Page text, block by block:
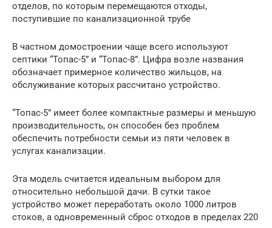
отделов, по которым перемещаются отходы,
поступившие по канализационной трубе
В частном домостроении чаще всего используют
септики “Топас-5” и “Топас-8”. Цифра возле названия
обозначает примерное количество жильцов, на
обслуживание которых рассчитано устройство.
“Топас-5” имеет более компактные размеры и меньшую
производительность, он способен без проблем
обеспечить потребности семьи из пяти человек в
услугах канализации.
Эта модель считается идеальным выбором для
относительно небольшой дачи. В сутки такое
устройство может переработать около 1000 литров
стоков, а одновременный сброс отходов в пределах 220